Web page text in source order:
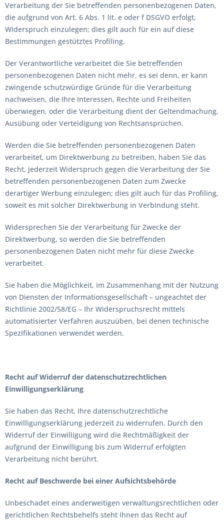
Verarbeitung der Sie betreffenden personenbezogenen Daten,
die aufgrund von Art. 6 Abs. 1 lit. e oder f DSGVO erfolgt,
Widerspruch einzulegen; dies gilt auch für ein auf diese
Bestimmungen gestütztes Profiling.
Der Verantwortliche verarbeitet die Sie betreffenden
personenbezogenen Daten nicht mehr, es sei denn, er kann
zwingende schutzwürdige Gründe für die Verarbeitung
nachweisen, die Ihre Interessen, Rechte und Freiheiten
überwiegen, oder die Verarbeitung dient der Geltendmachung,
Ausübung oder Verteidigung von Rechtsansprüchen.
Werden die Sie betreffenden personenbezogenen Daten
verarbeitet, um Direktwerbung zu betreiben, haben Sie das
Recht, jederzeit Widerspruch gegen die Verarbeitung der Sie
betreffenden personenbezogenen Daten zum Zwecke
derartiger Werbung einzulegen; dies gilt auch für das Profiling,
soweit es mit solcher Direktwerbung in Verbindung steht.
Widersprechen Sie der Verarbeitung für Zwecke der
Direktwerbung, so werden die Sie betreffenden
personenbezogenen Daten nicht mehr für diese Zwecke
verarbeitet.
Sie haben die Möglichkeit, im Zusammenhang mit der Nutzung
von Diensten der Informationsgesellschaft – ungeachtet der
Richtlinie 2002/58/EG – Ihr Widerspruchsrecht mittels
automatisierter Verfahren auszuüben, bei denen technische
Spezifikationen verwendet werden.
Recht auf Widerruf der datenschutzrechtlichen
Einwilligungserklärung
Sie haben das Recht, Ihre datenschutzrechtliche
Einwilligungserklärung jederzeit zu widerrufen. Durch den
Widerruf der Einwilligung wird die Rechtmäßigkeit der
aufgrund der Einwilligung bis zum Widerruf erfolgten
Verarbeitung nicht berührt.
Recht auf Beschwerde bei einer Aufsichtsbehörde
Unbeschadet eines anderweitigen verwaltungsrechtlichen oder
gerichtlichen Rechtsbehelfs steht Ihnen das Recht auf